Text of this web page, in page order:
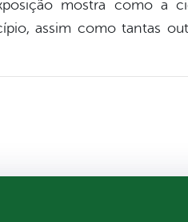
mostra como a
assim como tantas